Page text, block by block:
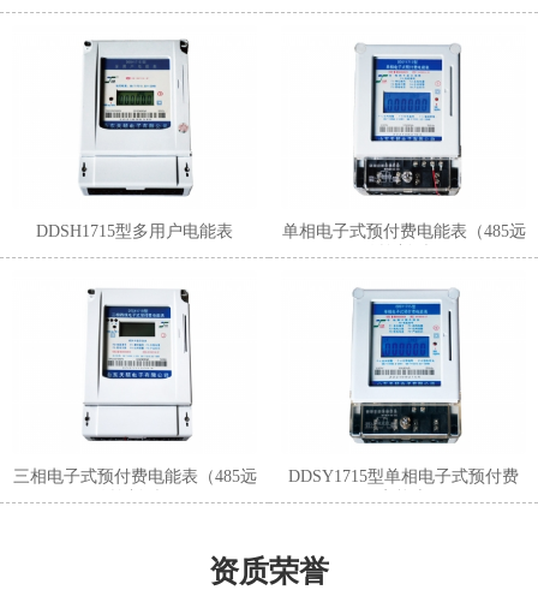
表 ）
DDSH1715型多用户电能表
单相电子式预付费电能表（485远
传控制型）
三相电子式预付费电能表（485远
传控制型）
DDSY1715型单相电子式预付费
电能表
资质荣誉